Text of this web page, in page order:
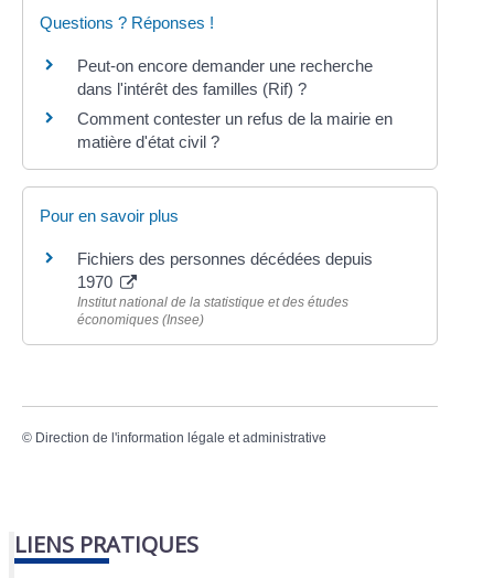
Questions ? Réponses !
Peut-on encore demander une recherche
dans l'intérêt des familles (Rif) ?
Comment contester un refus de la mairie en
matière d'état civil ?
Pour en savoir plus
Fichiers des personnes décédées depuis
1970
Institut national de la statistique et des études
économiques (Insee)
© Direction de l'information légale et administrative
LIENS PRATIQUES